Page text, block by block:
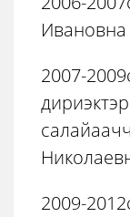
Ивановна
2007-
2009-